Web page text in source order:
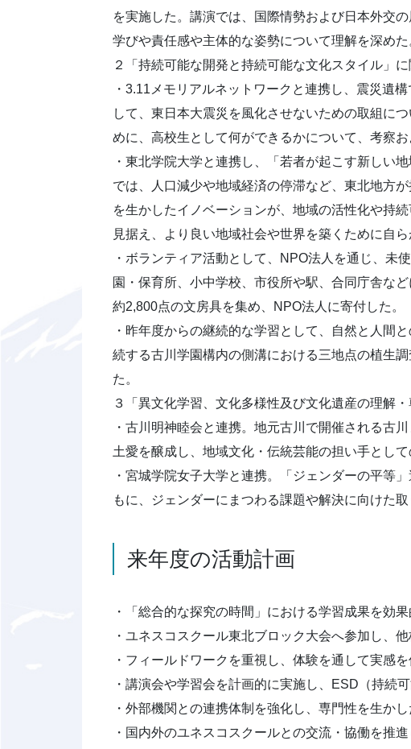
を実施した。講演では、国際情勢および日本外交
学びや責任感や主体的な姿勢について理解を深めた
２「持続可能な開発と持続可能な文化スタイル」
・3.11メモリアルネットワークと連携し、震災遺
して、東日本大震災を風化させないための取組に
めに、高校生として何ができるかについて、考察お
・東北学院大学と連携し、「若者が起こす新しい
では、人口減少や地域経済の停滞など、東北地方
を生かしたイノベーションが、地域の活性化や持
見据え、より良い地域社会や世界を築くために自
・ボランティア活動として、NPO法人を通じ、未
園・保育所、小中学校、市役所や駅、合同庁舎な
約2,800点の文房具を集め、NPO法人に寄付した。
・昨年度からの継続的な学習として、自然と人間
続する古川学園構内の側溝における三地点の植生
た。
３「異文化学習、文化多様性及び文化遺産の理解
・古川明神睦会と連携。地元古川で開催される古
土愛を醸成し、地域文化・伝統芸能の担い手として
・宮城学院女子大学と連携。「ジェンダーの平等
もに、ジェンダーにまつわる課題や解決に向けた
来年度の活動計画
・「総合的な探究の時間」における学習成果を効
・ユネスコスクール東北ブロック大会へ参加し、
・フィールドワークを重視し、体験を通して実感
・講演会や学習会を計画的に実施し、ESD（持続
・外部機関との連携体制を強化し、専門性を生か
・国内外のユネスコスクールとの交流・協働を推